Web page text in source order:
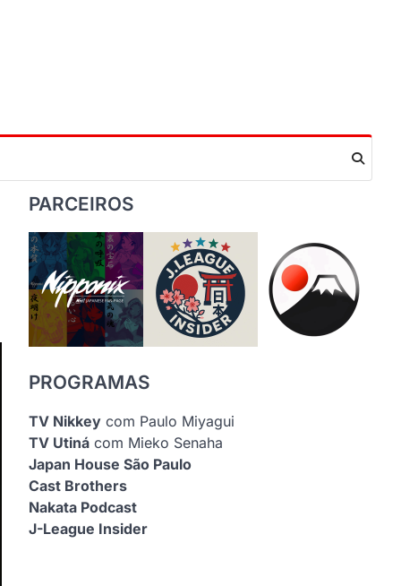
PARCEIROS
PROGRAMAS
TV Nikkey com Paulo Miyagui
TV Utiná com Mieko Senaha
Japan House São Paulo
Cast Brothers
Nakata Podcast
J-League Insider